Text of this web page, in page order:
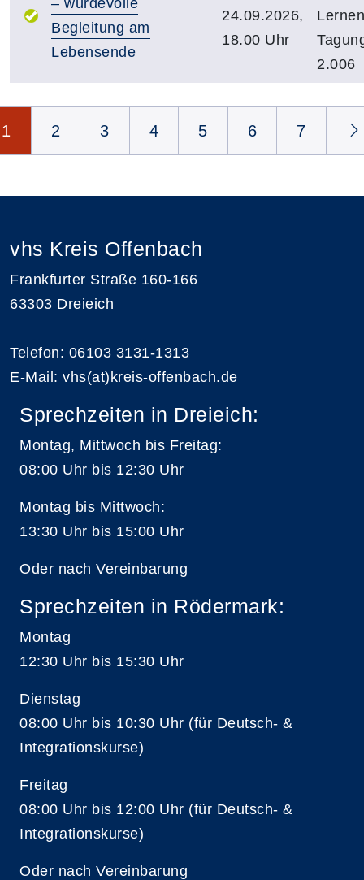
Begleitung am
Lebensende
24.09.2026,
18.00 Uhr
2.006
1 2 3 4 5 6 7
vhs Kreis Offenbach
Frankfurter Straße 160-166
63303 Dreieich
Telefon: 06103 3131-1313
E-Mail: vhs(at)kreis-offenbach.de
Sprechzeiten in Dreieich:
Montag, Mittwoch bis Freitag:
08:00 Uhr bis 12:30 Uhr
Montag bis Mittwoch:
13:30 Uhr bis 15:00 Uhr
Oder nach Vereinbarung
Sprechzeiten in Rödermark:
Montag
12:30 Uhr bis 15:30 Uhr
Dienstag
08:00 Uhr bis 10:30 Uhr (für Deutsch- &
Integrationskurse)
Freitag
08:00 Uhr bis 12:00 Uhr (für Deutsch- &
Integrationskurse)
Oder nach Vereinbarung